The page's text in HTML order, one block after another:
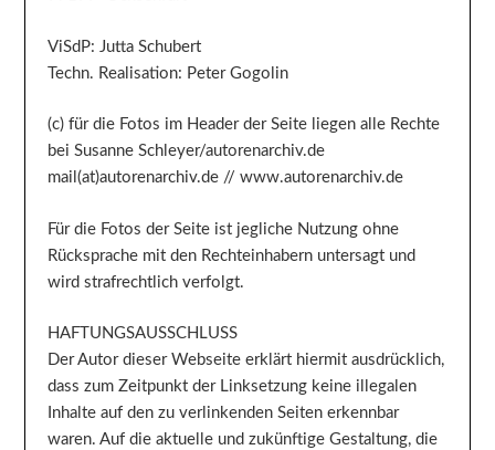
ViSdP: Jutta Schubert
Techn. Realisation: Peter Gogolin
(c) für die Fotos im Header der Seite liegen alle Rechte
bei Susanne Schleyer/autorenarchiv.de
mail(at)autorenarchiv.de // www.autorenarchiv.de
Für die Fotos der Seite ist jegliche Nutzung ohne
Rücksprache mit den Rechteinhabern untersagt und
wird strafrechtlich verfolgt.
HAFTUNGSAUSSCHLUSS
Der Autor dieser Webseite erklärt hiermit ausdrücklich,
dass zum Zeitpunkt der Linksetzung keine illegalen
Inhalte auf den zu verlinkenden Seiten erkennbar
waren. Auf die aktuelle und zukünftige Gestaltung, die